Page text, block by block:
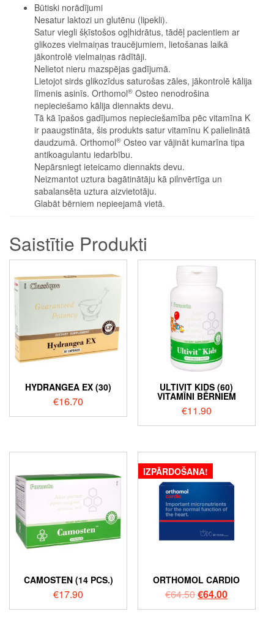
Būtiski norādījumi
Nesatur laktozi un glutēnu (lipekli).
Satur viegli šķīstošos ogļhidrātus, tādēļ pacientiem ar
glikozes vielmaiņas traucējumiem, lietošanas laikā
jākontrolē vielmaiņas rādītāji.
Nelietot nieru mazspējas gadījumā.
Lietojot sirds glikozīdus saturošas zāles, jākontrolē kālija
līmenis asinīs. Orthomol® Osteo nenodrošina
nepieciešamo kālija diennakts devu.
Tā kā īpašos gadījumos nepieciešamība pēc vitamīna K
ir paaugstināta, šis produkts satur vitamīnu K palielinātā
daudzumā. Orthomol® Osteo var vājināt kumarīna tipa
antikoagulantu iedarbību.
Nepārsniegt ieteicamo diennakts devu.
Neizmantot uztura bagātinātāju kā pilnvērtīga un
sabalansēta uztura aizvietotāju.
Glabāt bērniem nepieejamā vietā.
Saistītie Produkti
HYDRANGEA EX (30)
€16.70
ULTIVIT KIDS (60)
VITAMĪNI BĒRNIEM
€11.90
CAMOSTEN (14 PCS.)
€17.90
IZPĀRDOŠANA!
ORTHOMOL CARDIO
€64.50€64.00